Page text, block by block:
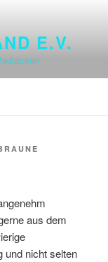
E.V.
aus dem
und nicht selten